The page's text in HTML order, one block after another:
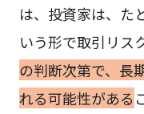
は、投資家は、た
いう形で取引リス
の判断次第で、長
れる可能性がある